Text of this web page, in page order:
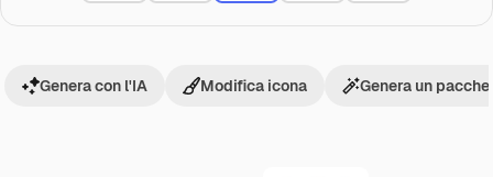
Genera con l'IA Modifica icona Genera un